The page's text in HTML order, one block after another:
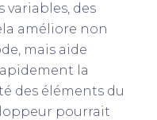
variables, des
améliore non
mais aide
la
des éléments du
pourrait